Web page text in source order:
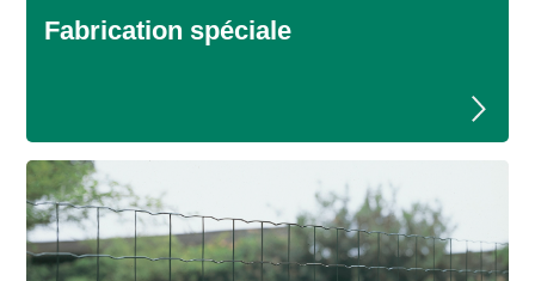
Fabrication spéciale